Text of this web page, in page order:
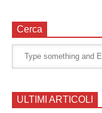
Cerca
ULTIMI ARTICOLI